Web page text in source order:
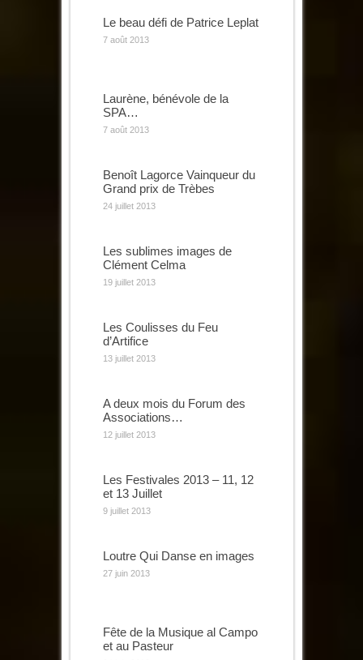
Le beau défi de Patrice Leplat
7 août 2013
Laurène, bénévole de la
SPA…
7 août 2013
Benoît Lagorce Vainqueur du
Grand prix de Trèbes
24 juillet 2013
Les sublimes images de
Clément Celma
19 juillet 2013
Les Coulisses du Feu
d’Artifice
13 juillet 2013
A deux mois du Forum des
Associations…
12 juillet 2013
Les Festivales 2013 – 11, 12
et 13 Juillet
9 juillet 2013
Loutre Qui Danse en images
27 juin 2013
Fête de la Musique al Campo
et au Pasteur